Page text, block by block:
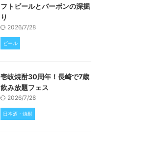
フトビールとバーボンの深掘
り
2026/7/28
ビール
壱岐焼酎30周年！長崎で7蔵
飲み放題フェス
2026/7/28
日本酒・焼酎